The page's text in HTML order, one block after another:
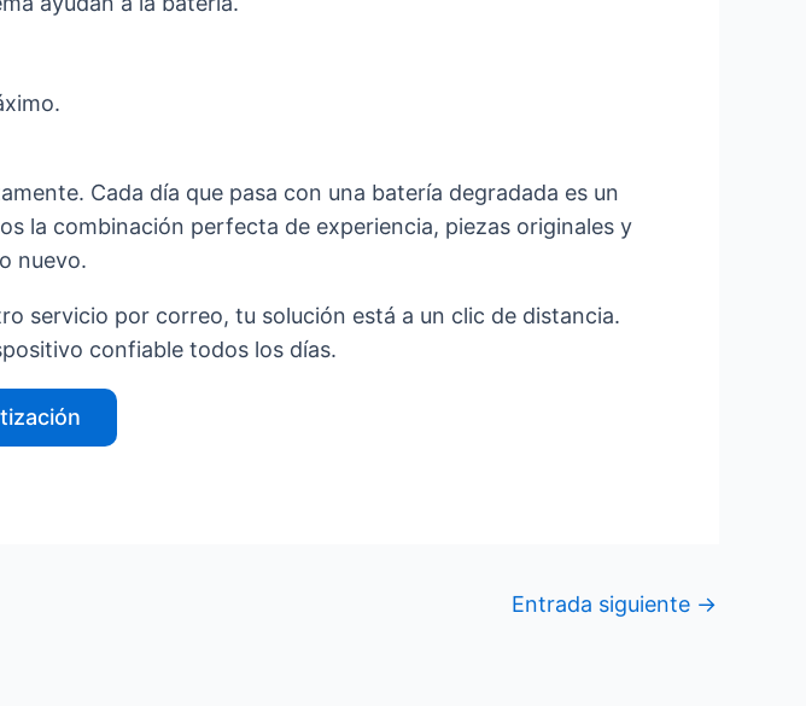
Cada día que pasa con una batería degradada es un
la combinación perfecta de experiencia, piezas originales y
nuevo.
servicio por correo, tu solución está a un clic de distancia.
confiable todos los días.
Entrada siguiente →